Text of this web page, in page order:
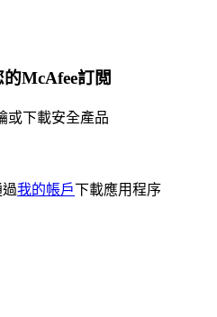
McAfee訂閲
或下載安全產品
我的帳戶下載應用程序